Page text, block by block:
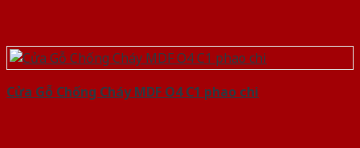
Cửa Gỗ Chống Cháy MDF O4 C1 phao chi